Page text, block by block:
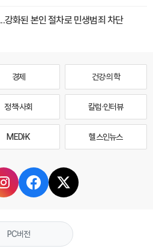
강화된 본인 절차로 민생범죄 차단
경제 건강·의학
정책·사회 칼럼·인터뷰
MEDI·K 헬스인뉴스
PC버전